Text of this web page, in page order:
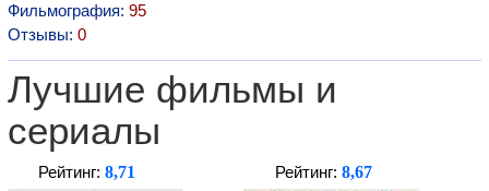
Фильмография: 95
Отзывы: 0
Лучшие фильмы и
сериалы
Рейтинг: 8,71 Рейтинг: 8,67